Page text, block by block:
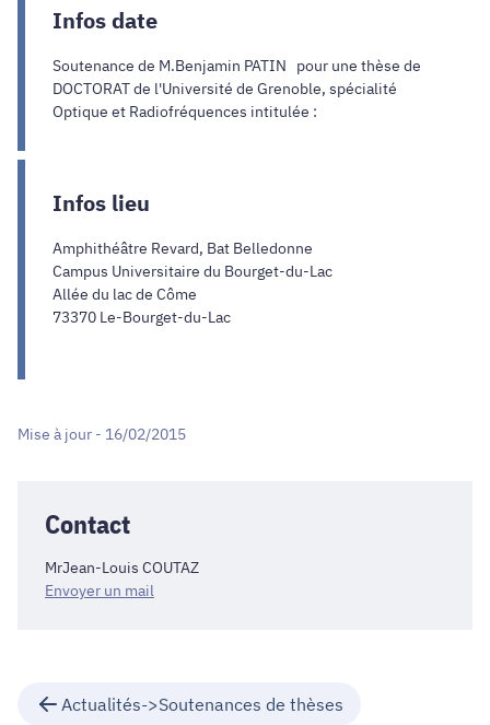
Infos date
Soutenance de M.Benjamin PATIN pour une thèse de
DOCTORAT de l'Université de Grenoble, spécialité
Optique et Radiofréquences intitulée :
Infos lieu
Amphithéâtre Revard, Bat Belledonne
Campus Universitaire du Bourget-du-Lac
Allée du lac de Côme
73370 Le-Bourget-du-Lac
Mise à jour - 16/02/2015
Contact
MrJean-Louis COUTAZ
Envoyer un mail
Actualités->Soutenances de thèses